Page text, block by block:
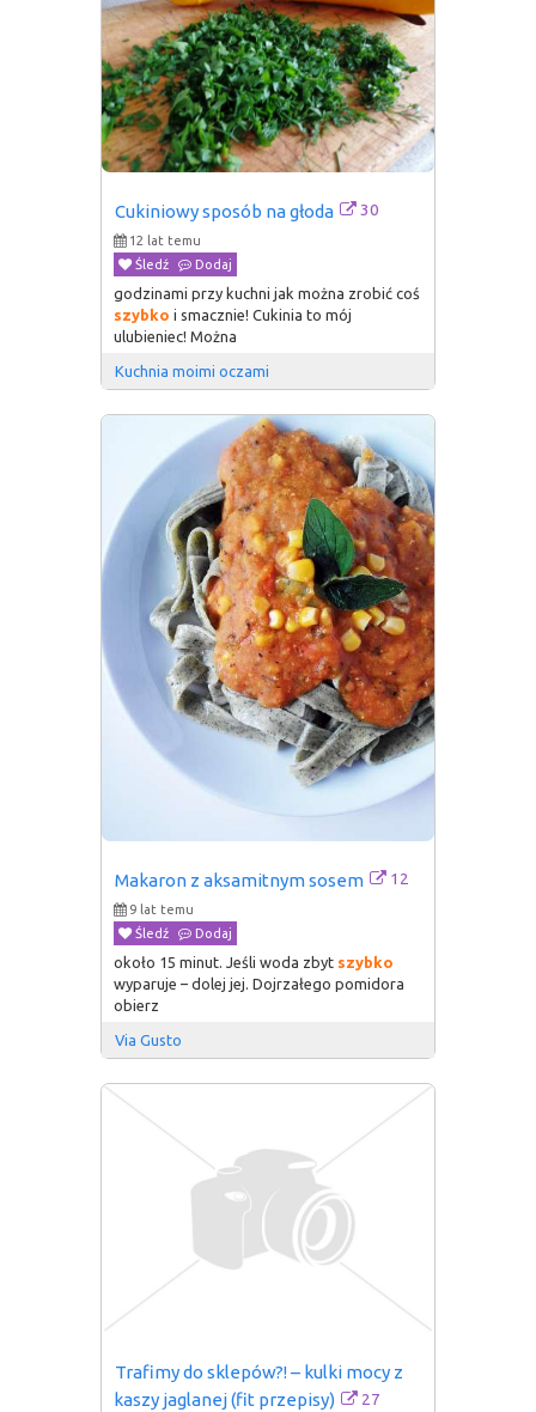
Cukiniowy sposób na głoda 30
12 lat temu
Śledź
Dodaj
godzinami przy kuchni jak można zrobić coś
szybko i smacznie! Cukinia to mój
ulubieniec! Można
Kuchnia moimi oczami
Makaron z aksamitnym sosem 12
9 lat temu
Śledź
Dodaj
około 15 minut. Jeśli woda zbyt szybko
wyparuje – dolej jej. Dojrzałego pomidora
obierz
Via Gusto
Trafimy do sklepów?! – kulki mocy z
kaszy jaglanej (fit przepisy)
27